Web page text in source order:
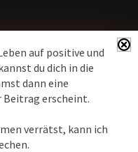
auf positive und
du dich in die
dann eine
Beitrag erscheint.
verrätst, kann ich
Meditation &